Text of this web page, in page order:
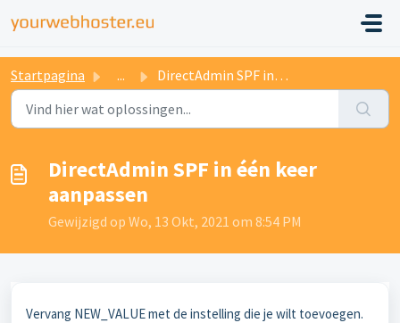
Startpagina ... DirectAdmin SPF in één keer aanpassen
DirectAdmin SPF in één keer
aanpassen
Gewijzigd op Wo, 13 Okt, 2021 om 8:54 PM
Vervang NEW_VALUE met de instelling die je wilt toevoegen.